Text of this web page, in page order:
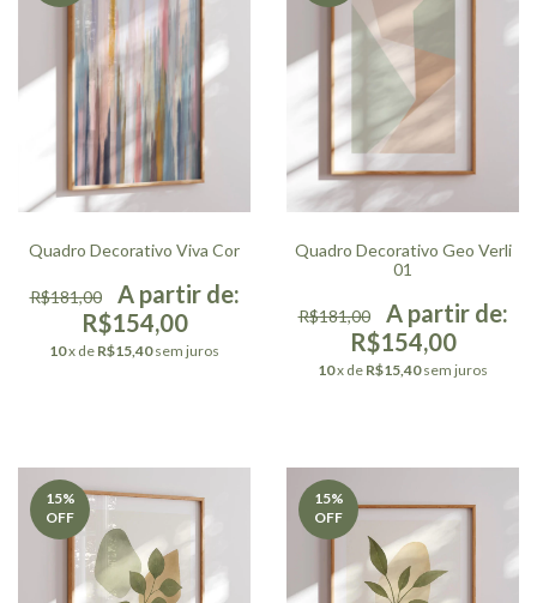
Quadro Decorativo Viva Cor
R$181,00
R$154,00
10x de R$15,40 sem juros
Quadro Decorativo Geo Verli
01
R$181,00
R$154,00
10x de R$15,40 sem juros
15%
OFF
15%
OFF